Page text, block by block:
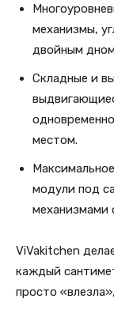
механизмы,
двойным
Складные и
местом.
модули под
механизмами
ViVakitchen
каждый
просто